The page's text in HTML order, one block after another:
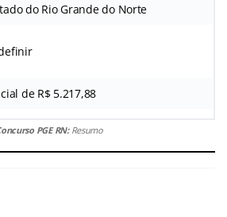
do Rio Grande do Norte
de R$ 5.217,88
PGE RN:Resumo